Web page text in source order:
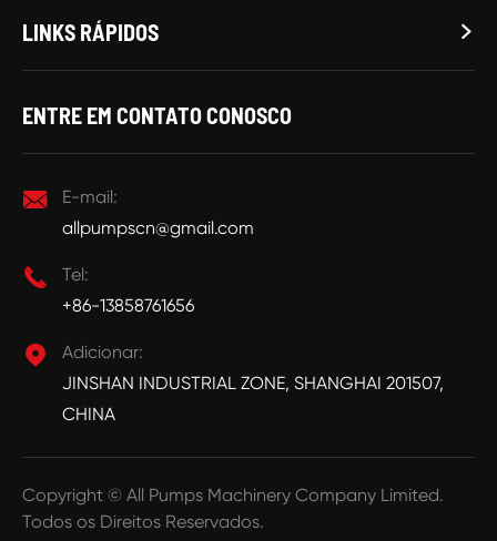
LINKS RÁPIDOS 
ENTRE EM CONTATO CONOSCO

E-mail:
allpumpscn@gmail.com

Tel:
+86-13858761656

Adicionar:
JINSHAN INDUSTRIAL ZONE, SHANGHAI 201507,
CHINA
Copyright © All Pumps Machinery Company Limited.
Todos os Direitos Reservados.